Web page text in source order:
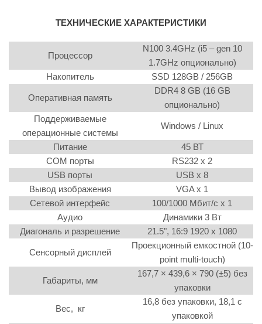
ТЕХНИЧЕСКИЕ ХАРАКТЕРИСТИКИ
Процессор
N100 3.4GHz (i5 – gen 10
1.7GHz опционально)
Накопитель
SSD 128GB / 256GB
Оперативная память
DDR4 8 GB (16 GB
опционально)
Поддерживаемые
операционные системы
Windows / Linux
Питание
45 ВТ
COM порты
RS232 x 2
USB порты
USB x 8
Вывод изображения
VGA x 1
Сетевой интерфейс
100/1000 Мбит/c x 1
Аудио
Динамики 3 Вт
Диагональ и разрешение
21.5", 16:9 1920 x 1080
Сенсорный дисплей
Проекционный емкостной (10-
point multi-touch)
Габариты, мм
167,7 × 439,6 × 790 (±5) без
упаковки
Вес, кг
16,8 без упаковки, 18,1 с
упаковкой